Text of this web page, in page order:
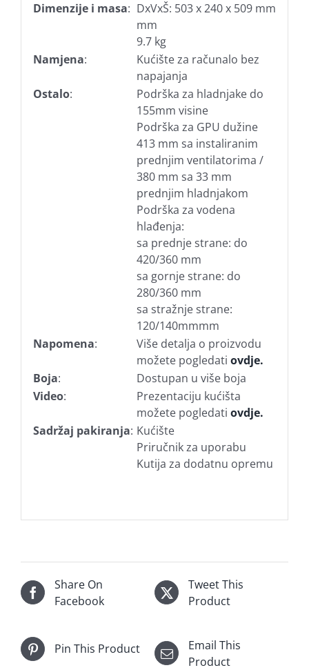
Dimenzije i masa: DxVxŠ: 503 x 240 x 509 mm
mm
9.7 kg
Namjena:
Kućište za računalo bez
napajanja
Ostalo:
Podrška za hladnjake do
155mm visine
Podrška za GPU dužine
413 mm sa instaliranim
prednjim ventilatorima /
380 mm sa 33 mm
prednjim hladnjakom
Podrška za vodena
hlađenja:
sa prednje strane: do
420/360 mm
sa gornje strane: do
280/360 mm
sa stražnje strane:
120/140mmmm
Napomena:
Više detalja o proizvodu
možete pogledati ovdje.
Boja:
Dostupan u više boja
Video:
Prezentaciju kućišta
možete pogledati ovdje.
Sadržaj pakiranja: Kućište
Priručnik za uporabu
Kutija za dodatnu opremu
Share On
Facebook
Tweet This
Product
Pin This Product
Email This
Product